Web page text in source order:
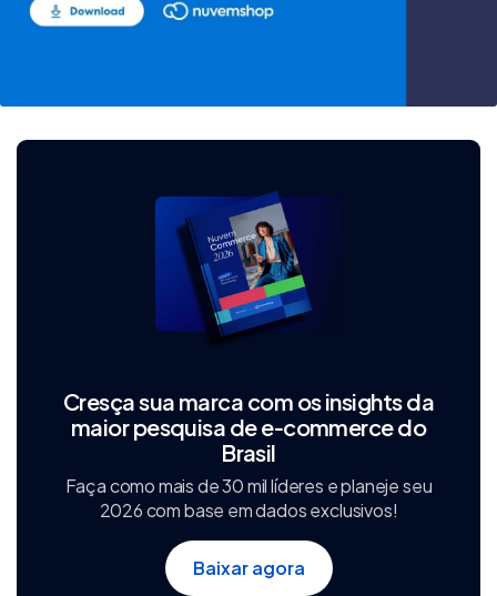
Cresça sua marca com os insights da
maior pesquisa de e‑commerce do
Brasil
Faça como mais de 30 mil líderes e planeje seu
2026 com base em dados exclusivos!
Baixar agora